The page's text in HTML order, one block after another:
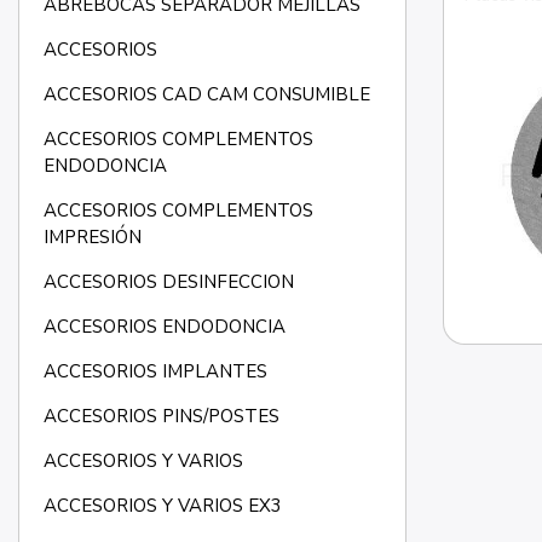
ABREBOCAS SEPARADOR MEJILLAS
ACCESORIOS
ACCESORIOS CAD CAM CONSUMIBLE
ACCESORIOS COMPLEMENTOS
ENDODONCIA
ACCESORIOS COMPLEMENTOS
IMPRESIÓN
ACCESORIOS DESINFECCION
ACCESORIOS ENDODONCIA
ACCESORIOS IMPLANTES
ACCESORIOS PINS/POSTES
ACCESORIOS Y VARIOS
ACCESORIOS Y VARIOS EX3